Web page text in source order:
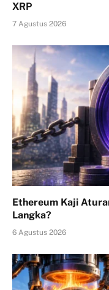
XRP
7 Agustus 2026
Ethereum Kaji
Langka?
6 Agustus 2026